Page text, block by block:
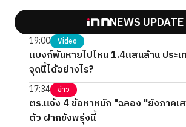
NEWS UPDATE
19:00 Video
แบงก์พันหายไปไหน 1.4แสนล้าน ประ
จุดนี้ได้อย่างไร?
17:34 ข่าว
ตร.แจ้ง 4 ข้อหาหนัก "ฉลอง "ยังภาคเ
ตัว ฝากขังพรุ่งนี้